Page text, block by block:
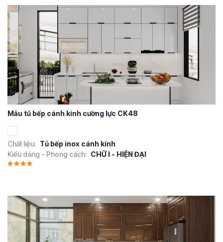
Mẫu tủ bếp cánh kính cường lực CK48
Chất liệu: Tủ bếp inox cánh kính
Kiểu dáng - Phong cách: CHỮ I - HIỆN ĐẠI